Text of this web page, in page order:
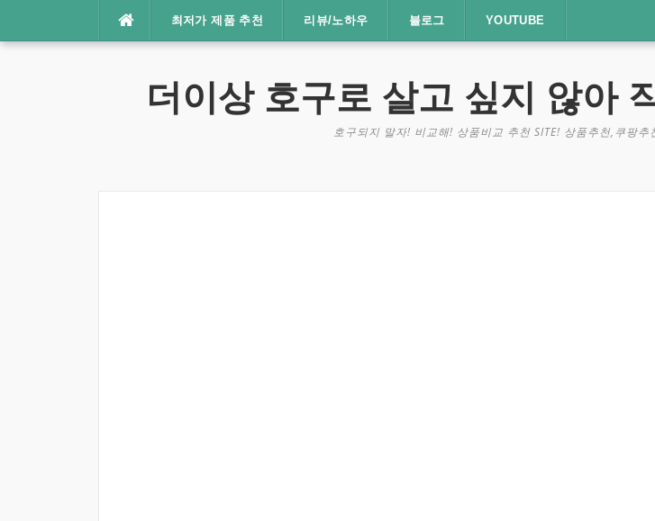
최저가 제품 추천 리뷰/노하우 블로그 YOUTUBE
더이상 호구로 살고 싶지 않아
호구되지 말자! 비교해! 상품비교 추천 SITE! 상품추천,쿠팡